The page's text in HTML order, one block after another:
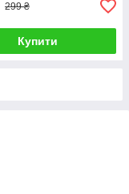
299 ₴
Купити